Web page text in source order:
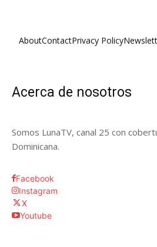
AboutContactPrivacy Policy
Acerca de nosotros
Somos LunaTV, canal 25 con
Dominicana.
Facebook
Instagram
X
Youtube